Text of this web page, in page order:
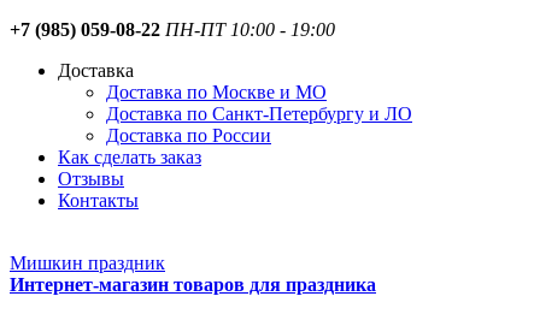
+7 (985) 059-08-22 ПН-ПТ 10:00 - 19:00
Доставка
Доставка по Москве и МО
Доставка по Санкт-Петербургу и ЛО
Доставка по России
Как сделать заказ
Отзывы
Контакты
Мишкин праздник
Интернет-магазин товаров для праздника